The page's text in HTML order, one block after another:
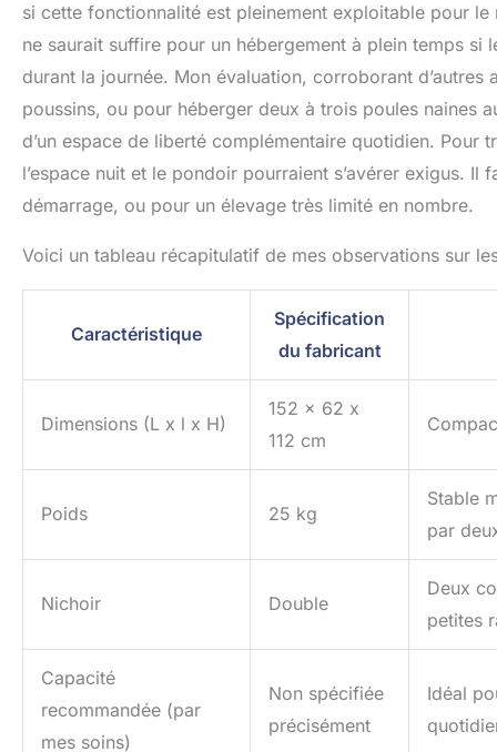
si cette fonctionnalité est pleinement exploitable pour
ne saurait suffire pour un hébergement à plein temps si
durant la journée. Mon évaluation, corroborant
poussins, ou pour héberger deux à trois poules naines
d’un espace de liberté complémentaire quotidien. Pour
l’espace nuit et le pondoir pourraient s’avérer exigus.
démarrage, ou pour un élevage très limité en nombre.
Voici un tableau récapitulatif de mes observations sur
Caractéristique
Spécification
du fabricant
Dimensions (L x l x H)
152 x 62 x
112 cm
Poids 25 kg
Stable
par
Nichoir Double
Deux
petites
Capacité
recommandée (par
mes soins)
Non spécifiée
précisément
Idéal